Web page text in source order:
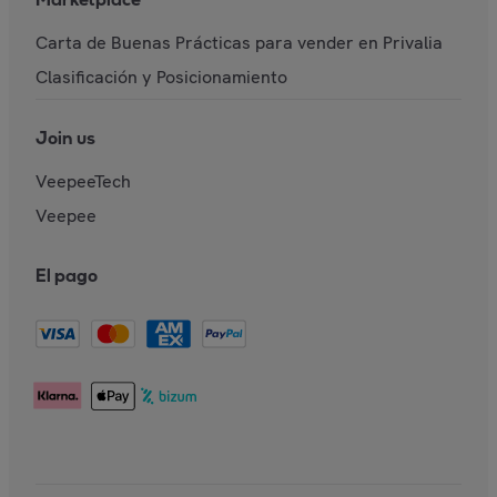
Carta de Buenas Prácticas para vender en Privalia
Clasificación y Posicionamiento
Join us
VeepeeTech
Veepee
El pago